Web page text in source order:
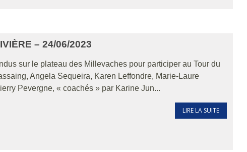
– 24/06/2023
sur le plateau des Millevaches pour participer au Tour du
Angela Sequeira, Karen Leffondre, Marie-Laure
Pevergne, « coachés » par Karine Jun...
LIRE LA SUITE